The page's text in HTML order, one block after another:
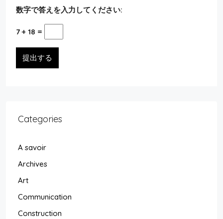
数字で答えを入力してください:
7 + 18 =
提出する
Categories
A savoir
Archives
Art
Communication
Construction